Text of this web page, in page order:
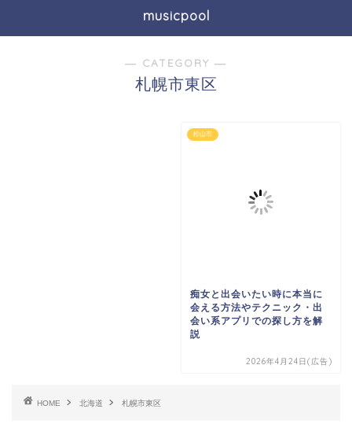
musicpool
― CATEGORY ―
札幌市東区
松山市
痴女と出会いたい時に本当に
会える方法やテクニック・出
会い系アプリでの探し方を解
説
2026年4月24日(広告)
HOME 北海道 札幌市東区